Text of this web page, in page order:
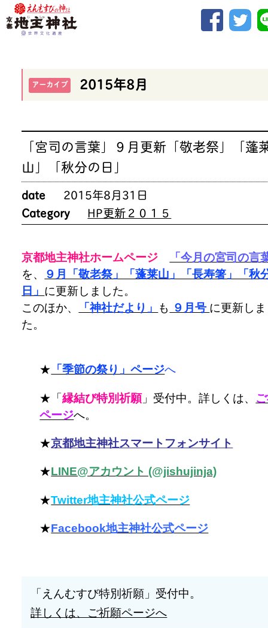
アーカイブ 2015年8月
「宮司の言葉」９月更新「敬老祭」「蓬
山」「秋分の日」
date
2015年8月31日
Category
HP更新２０１５
京都地主神社ホームページ
「今月の宮司の言
を、
９月「敬老祭」「蓬莱山」「長寿箸」「秋
日」 に更新しました。
このほか、
「神社だより」 も ９月号 に更新し
た。
★ 「季節の祭り」ページへ
★「縁結び特別祈願」受付中。詳しくは、
ページへ。
★京都地主神社スマートフォンサイト
★LINE@アカウント (@jishujinja)
★Twitter地主神社公式ページ
★Facebook地主神社公式ページ
「えんむすび特別祈願」受付中。
詳しくは、ご祈願ページへ